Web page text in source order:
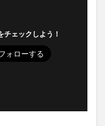
チェックしよう！